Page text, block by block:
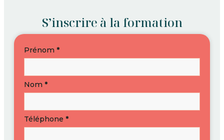
S’inscrire à la formation
S’inscrire
à
formation
Prénom *
Nom *
Téléphone *